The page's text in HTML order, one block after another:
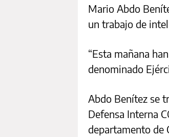
Mario Abdo
un trabajo de
“Esta mañana
denominado
Abdo Benítez se
Defensa Interna
departamento de